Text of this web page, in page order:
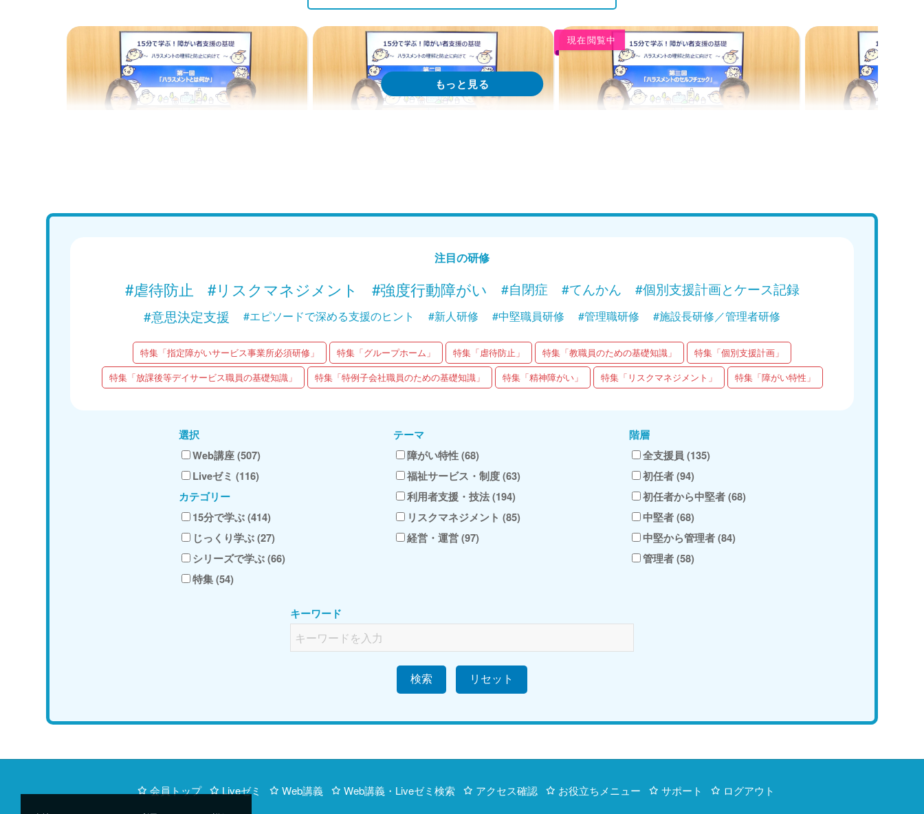
響」
Web講義を視聴する
現在閲覧中
注目の研修
#虐待防止 #リスクマネジメント #強度行動障がい #自閉症 #てんかん
#個別支援計画とケース記録
#意思決定支援
#エピソードで深める支援のヒント #新人研修 #中堅職員研修 #管理職研修 #施設長研修／管理者研修
特集「指定障がいサービス事業所必須研修」 特集「グループホーム」 特集「虐待防止」 特集「教職員のための基礎知識」
特集「個別支援計画」
特集「放課後等デイサービス職員の基礎知識」
特集「特例子会社職員のための基礎知識」 特集「精神障がい」 特集「リスクマネジメント」 特集「障がい特性」
選択
Web講座 (507)
Liveゼミ (116)
カテゴリー
15分で学ぶ (414)
じっくり学ぶ (27)
シリーズで学ぶ (66)
特集 (54)
テーマ
障がい特性 (68)
福祉サービス・制度 (63)
利用者支援・技法 (194)
リスクマネジメント (85)
経営・運営 (97)
階層
全支援員 (135)
初任者 (94)
初任者から中堅者 (68)
中堅者 (68)
中堅から管理者 (84)
管理者 (58)
キーワード
検索
会員トップ Liveゼミ Web講義 Web講義・Liveゼミ検索 アクセス確認 お役立ちメニュー サポート ログアウト